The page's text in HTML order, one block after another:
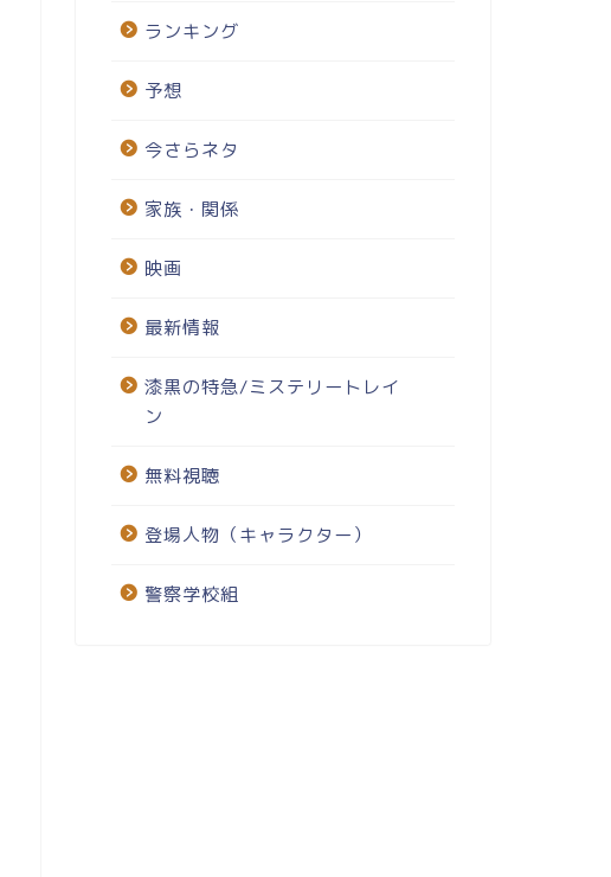
ランキング
予想
今さらネタ
家族・関係
映画
最新情報
漆黒の特急/ミステリートレイ
ン
無料視聴
登場人物（キャラクター）
警察学校組